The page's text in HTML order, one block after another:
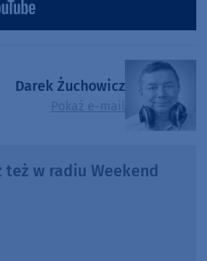
Darek Żuchowicz
Pokaż e-mail
też w radiu Weekend